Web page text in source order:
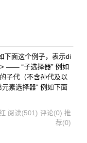
下面这个例子，表示di
—— “子选择器” 例如
子代（不含孙代及以
素选择器” 例如下面
阅读(501) 评论(0) 推
荐(0)